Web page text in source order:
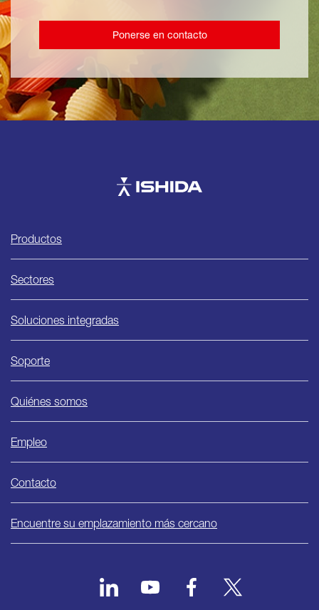
Ponerse en contacto
Ishida
Productos
Sectores
Soluciones integradas
Soporte
Quiénes somos
Empleo
Contacto
Encuentre su emplazamiento más cercano